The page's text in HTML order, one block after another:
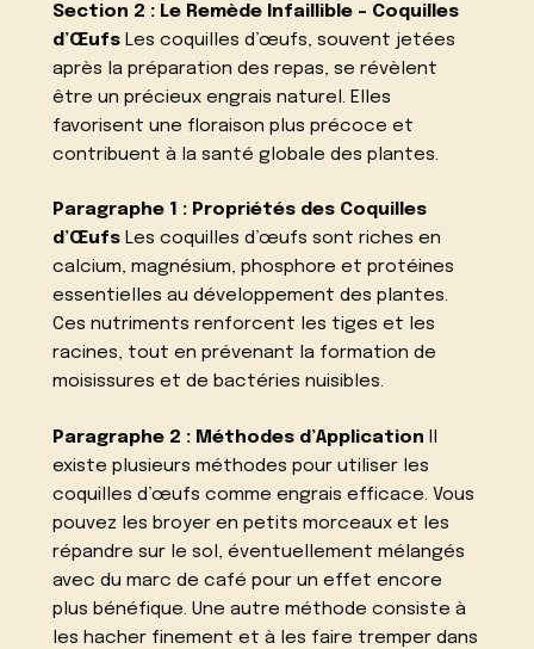
Section 2 : Le Remède Infaillible – Coquilles
d’Œufs Les coquilles d’œufs, souvent jetées
après la préparation des repas, se révèlent
être un précieux engrais naturel. Elles
favorisent une floraison plus précoce et
contribuent à la santé globale des plantes.
Paragraphe 1 : Propriétés des Coquilles
d’Œufs Les coquilles d’œufs sont riches en
calcium, magnésium, phosphore et protéines
essentielles au développement des plantes.
Ces nutriments renforcent les tiges et les
racines, tout en prévenant la formation de
moisissures et de bactéries nuisibles.
Paragraphe 2 : Méthodes d’Application
existe plusieurs méthodes pour utiliser les
coquilles d’œufs comme engrais efficace. Vous
pouvez les broyer en petits morceaux et les
répandre sur le sol, éventuellement mélangés
avec du marc de café pour un effet encore
plus bénéfique. Une autre méthode consiste à
les hacher finement et à les faire tremper dans